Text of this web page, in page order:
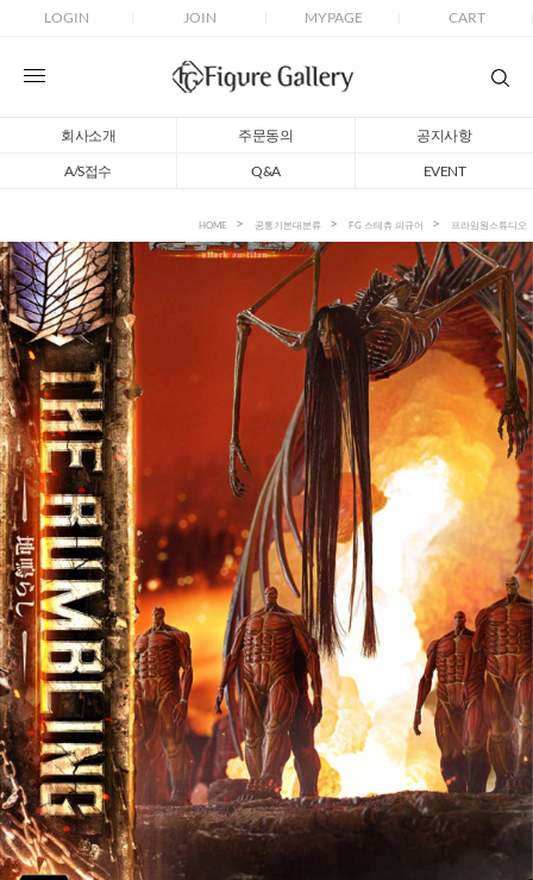
LOGIN JOIN MYPAGE CART
회사소개 주문동의
공지사항
A/S접수
Q&A EVENT
HOME 공통기본대분류 FG 스테츄 피규어 프라임원스튜디오